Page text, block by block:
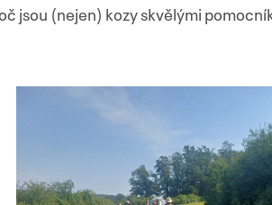
jsou (nejen) kozy skvělými